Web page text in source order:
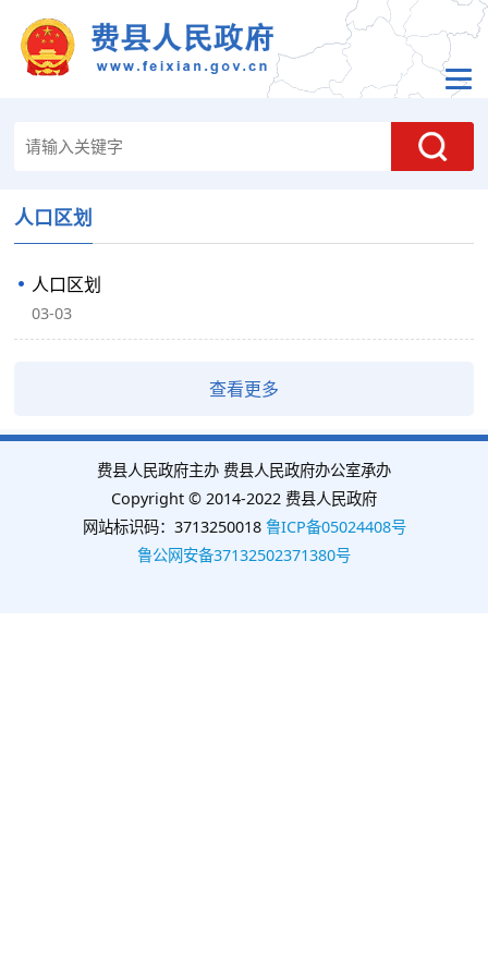
人口区划
人口区划
03-03
查看更多
费县人民政府主办 费县人民政府办公室承办
Copyright © 2014-2022 费县人民政府
网站标识码：3713250018 鲁ICP备05024408号
鲁公网安备37132502371380号